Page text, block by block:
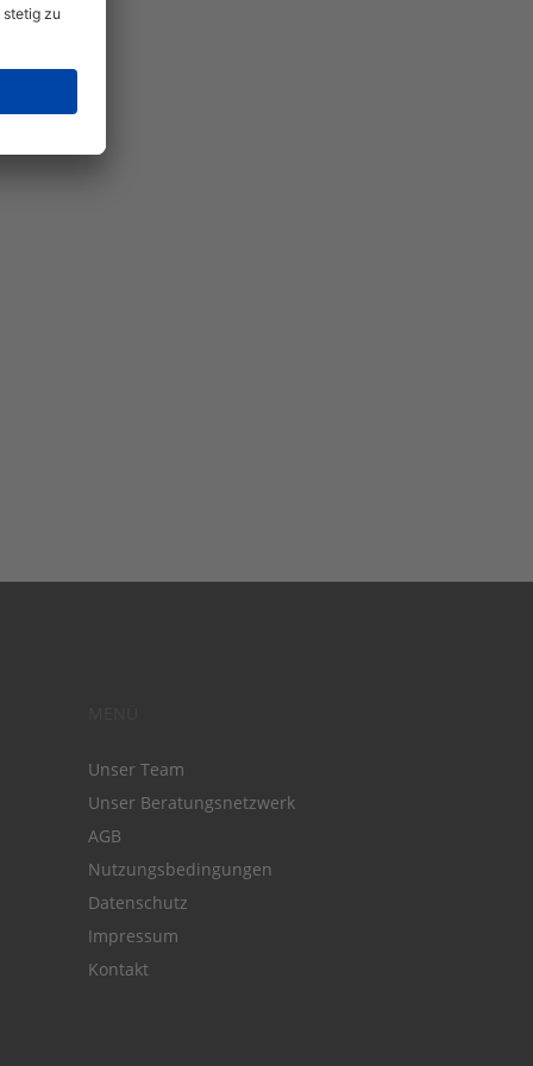
Unser Team
Unser Beratungsnetzwerk
AGB
Nutzungsbedingungen
Datenschutz
Impressum
Kontakt